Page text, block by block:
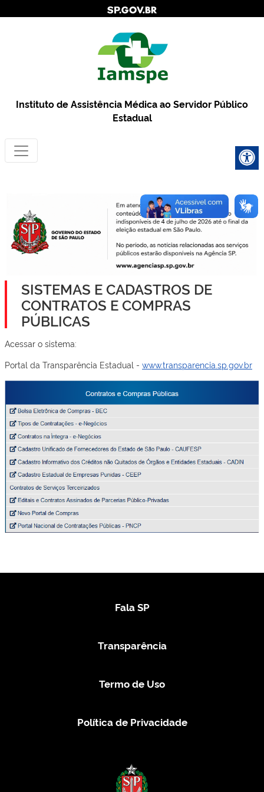
Instituto de Assistência Médica ao Servidor Público
Estadual
SISTEMAS E CADASTROS DE
CONTRATOS E COMPRAS
PÚBLICAS
Acessar o sistema:
Portal da Transparência Estadual - www.transparencia.sp.gov.br
Fala SP
Transparência
Termo de Uso
Política de Privacidade